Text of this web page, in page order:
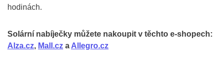
hodinách.
Solární nabíječky můžete nakoupit v těchto e-shopech:
Alza.cz, Mall.cz a Allegro.cz